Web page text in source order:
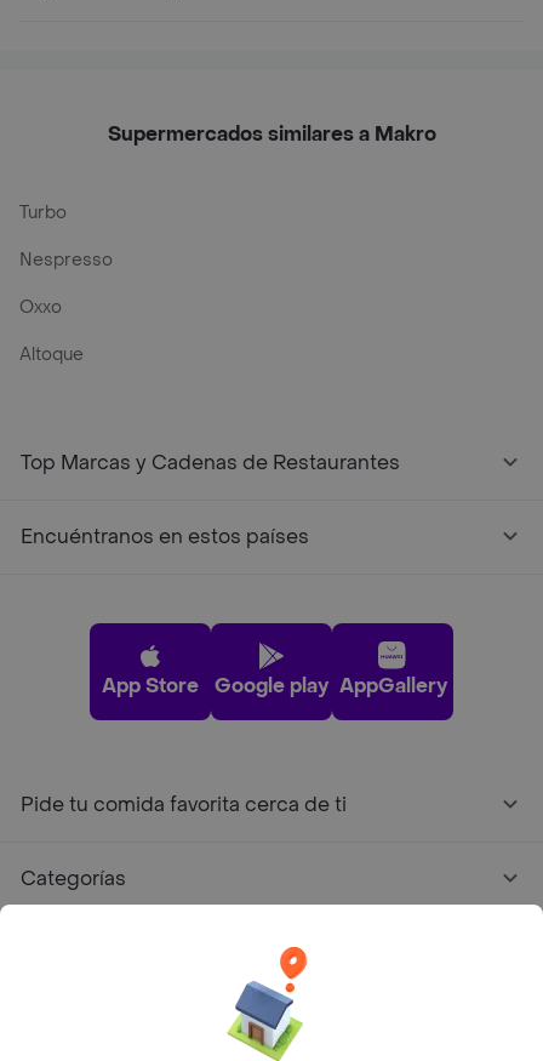
Supermercados similares a Makro
Turbo
Nespresso
Oxxo
Altoque
Top Marcas y Cadenas de Restaurantes
Encuéntranos en estos países
App Store Google play AppGallery
Pide tu comida favorita cerca de ti
Categorías